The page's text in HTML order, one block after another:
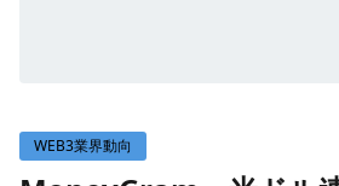
インタビュー/WEB3
WEB3イベント
WEB3業界動向